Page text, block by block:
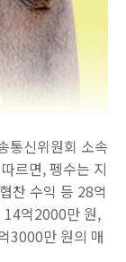
통신위원회 소속
르면, 펭수는 지
찬 수익 등 28억
14억2000만 원,
3000만 원의 매